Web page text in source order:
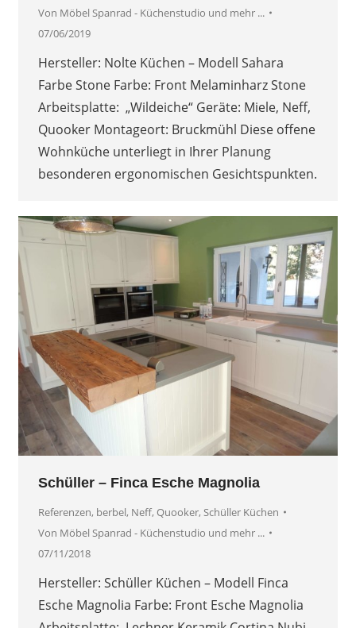
Von Möbel Spanrad - Küchenstudio und mehr ...
07/06/2019
Hersteller: Nolte Küchen – Modell Sahara
Farbe Stone Farbe: Front Melaminharz Stone
Arbeitsplatte: „Wildeiche“ Geräte: Miele, Neff,
Quooker Montageort: Bruckmühl Diese offene
Wohnküche unterliegt in Ihrer Planung
besonderen ergonomischen Gesichtspunkten.
Schüller – Finca Esche Magnolia
Referenzen, berbel, Neff, Quooker, Schüller Küchen
Von Möbel Spanrad - Küchenstudio und mehr ...
07/11/2018
Hersteller: Schüller Küchen – Modell Finca
Esche Magnolia Farbe: Front Esche Magnolia